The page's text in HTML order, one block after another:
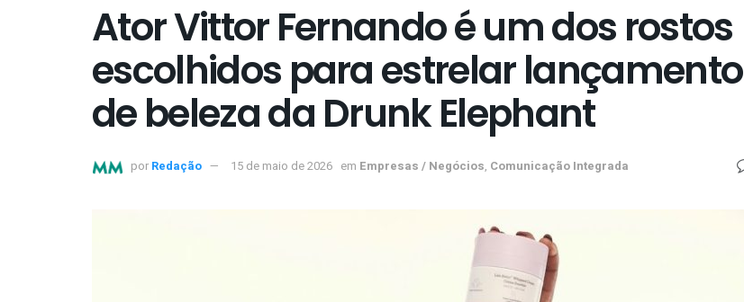
Ator Vittor Fernando é um dos rostos
escolhidos para estrelar lançamento
de beleza da Drunk Elephant
por Redação 15 de maio de 2026 em Empresas / Negócios, Comunicação Integrada